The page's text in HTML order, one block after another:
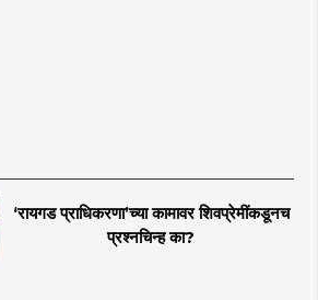
‘रायगड प्राधिकरणा’च्या कामावर शिवप्रेमींकडूनच
प्रश्नचिन्ह का?